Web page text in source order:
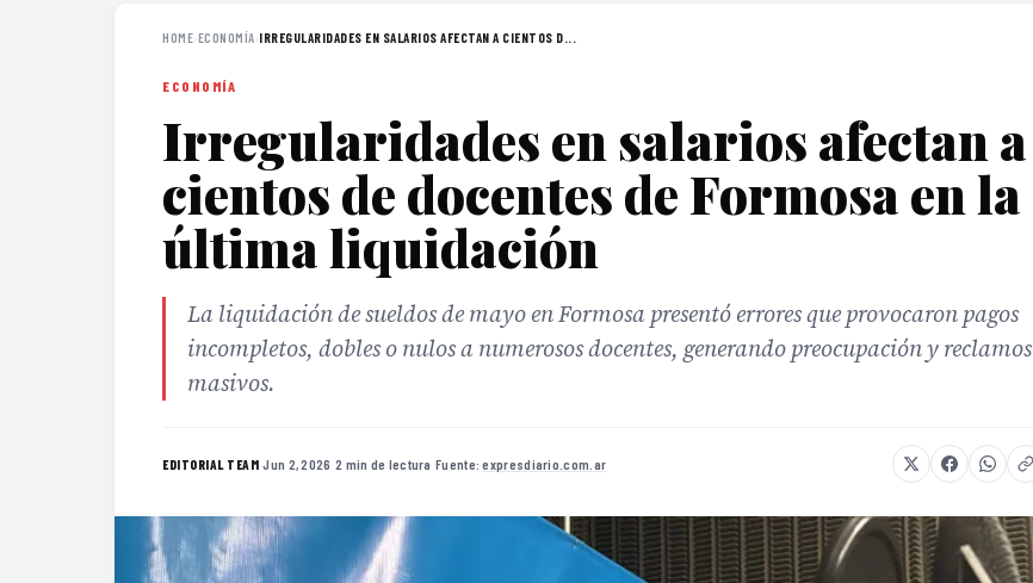
HOME›ECONOMÍA›IRREGULARIDADES EN SALARIOS AFECTAN A CIENTOS D...
ECONOMÍA
Irregularidades en salarios afectan a
cientos de docentes de Formosa en la
última liquidación
La liquidación de sueldos de mayo en Formosa presentó errores que provocaron pagos
incompletos, dobles o nulos a numerosos docentes, generando preocupación y reclamos
masivos.
EDITORIAL TEAM·Jun 2, 2026 ·2 min de lectura ·Fuente:expresdiario.com.ar